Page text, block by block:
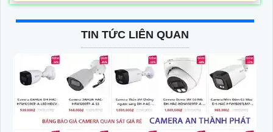
TIN TỨC LIÊN QUAN